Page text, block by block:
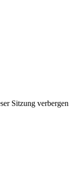
Sitzung verbergen